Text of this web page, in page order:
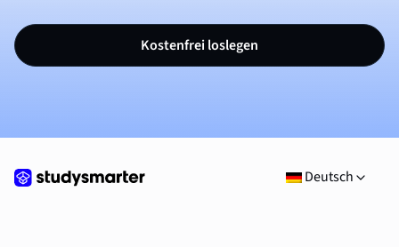
Kostenfrei loslegen
Deutsch